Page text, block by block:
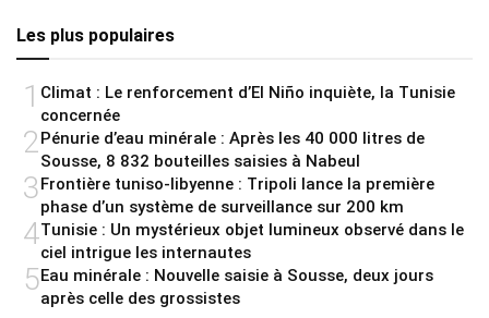
Les plus populaires
1 Climat : Le renforcement d’El Niño inquiète, la Tunisie
concernée
2Pénurie d’eau minérale : Après les 40 000 litres de
Sousse, 8 832 bouteilles saisies à Nabeul
3Frontière tuniso-libyenne : Tripoli lance la première
phase d’un système de surveillance sur 200 km
4Tunisie : Un mystérieux objet lumineux observé dans le
ciel intrigue les internautes
5Eau minérale : Nouvelle saisie à Sousse, deux jours
après celle des grossistes